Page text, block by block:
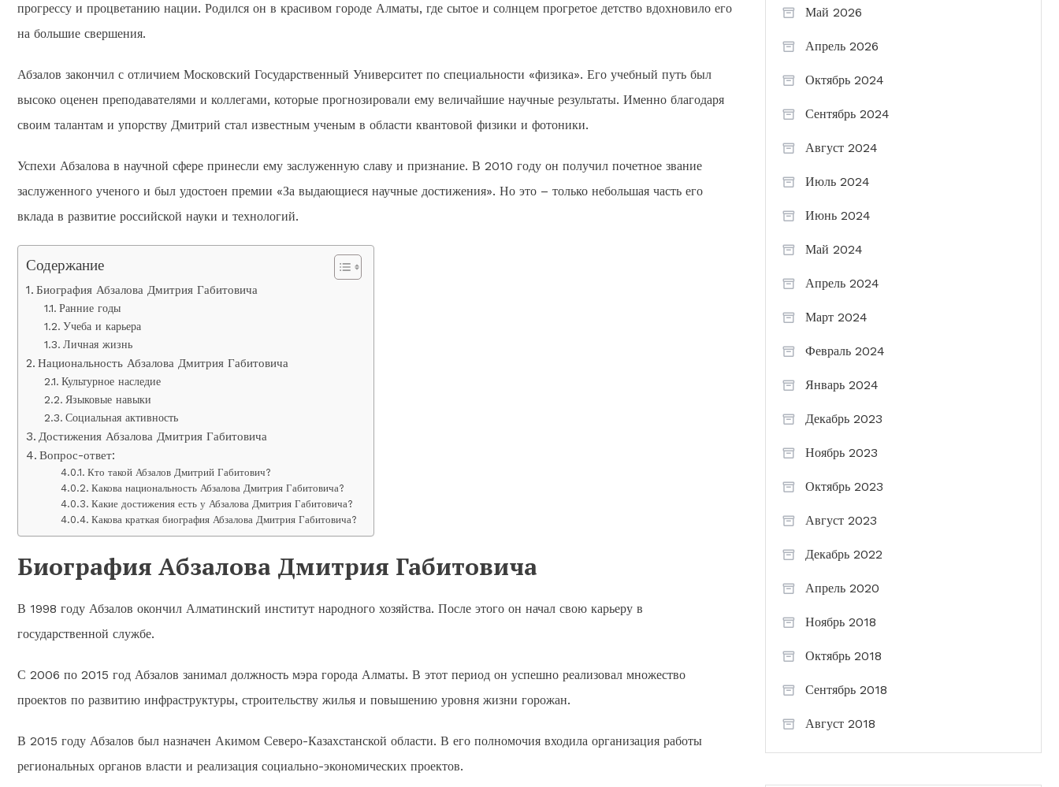
прогрессу и процветанию нации. Родился он в красивом городе Алматы, где сытое и солнцем прогретое детство вдохновило его
на большие свершения.
Абзалов закончил с отличием Московский Государственный Университет по специальности «физика». Его учебный путь был
высоко оценен преподавателями и коллегами, которые прогнозировали ему величайшие научные результаты. Именно благодаря
своим талантам и упорству Дмитрий стал известным ученым в области квантовой физики и фотоники.
Успехи Абзалова в научной сфере принесли ему заслуженную славу и признание. В 2010 году он получил почетное звание
заслуженного ученого и был удостоен премии «За выдающиеся научные достижения». Но это – только небольшая часть его
вклада в развитие российской науки и технологий.
Содержание
Биография Абзалова Дмитрия Габитовича
Ранние годы
Учеба и карьера
Личная жизнь
Национальность Абзалова Дмитрия Габитовича
Культурное наследие
Языковые навыки
Социальная активность
Достижения Абзалова Дмитрия Габитовича
Вопрос-ответ:
Кто такой Абзалов Дмитрий Габитович?
Какова национальность Абзалова Дмитрия Габитовича?
Какие достижения есть у Абзалова Дмитрия Габитовича?
Какова краткая биография Абзалова Дмитрия Габитовича?
Биография Абзалова Дмитрия Габитовича
В 1998 году Абзалов окончил Алматинский институт народного хозяйства. После этого он начал свою карьеру в
государственной службе.
С 2006 по 2015 год Абзалов занимал должность мэра города Алматы. В этот период он успешно реализовал множество
проектов по развитию инфраструктуры, строительству жилья и повышению уровня жизни горожан.
В 2015 году Абзалов был назначен Акимом Северо-Казахстанской области. В его полномочия входила организация работы
региональных органов власти и реализация социально-экономических проектов.
Май 2026
Апрель 2026
Октябрь 2024
Сентябрь 2024
Август 2024
Июль 2024
Июнь 2024
Май 2024
Апрель 2024
Март 2024
Февраль 2024
Январь 2024
Декабрь 2023
Ноябрь 2023
Октябрь 2023
Август 2023
Декабрь 2022
Апрель 2020
Ноябрь 2018
Октябрь 2018
Сентябрь 2018
Август 2018